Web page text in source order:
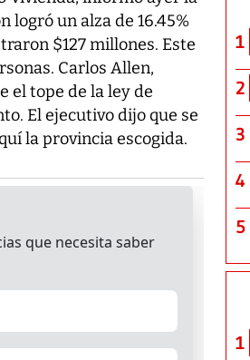
logró un alza de 16.45%
$127 millones. Este
Carlos Allen,
el tope de la ley de
El ejecutivo dijo que se
la provincia escogida.
1
2
3
4
5
1